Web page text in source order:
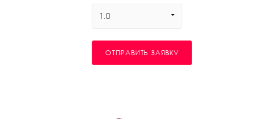
1.0
ОТПРАВИТЬ ЗАЯВКУ